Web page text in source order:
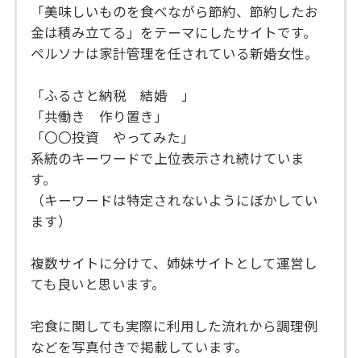
「美味しいものを食べながら節約、節約したお
金は積み立てる」をテーマにしたサイトです。
ペルソナは家計管理を任されている新婚女性。
「ふるさと納税 結婚 」
「共働き 作り置き」
「〇〇投資 やってみた」
系統のキーワードで上位表示され続けていま
す。
（キーワードは特定されないようにぼかしてい
ます）
複数サイトに分けて、姉妹サイトとして運営し
ても良いと思います。
宅食に関しても実際に利用した流れから調理例
などを写真付きで掲載しています。